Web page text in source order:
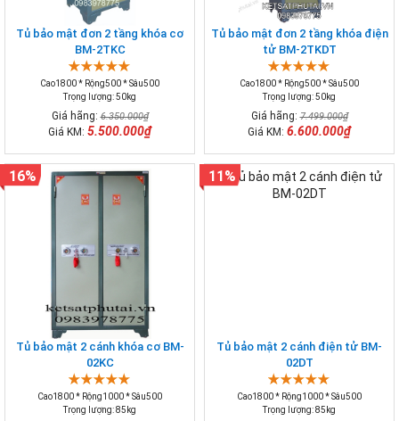
Tủ bảo mật đơn 2 tầng khóa cơ
BM-2TKC
Cao1800 * Rộng500 * Sâu500
Trọng lượng: 50kg
Giá hãng:6.350.000₫
Giá KM: 5.500.000₫
Tủ bảo mật đơn 2 tầng khóa điện
tử BM-2TKDT
Cao1800 * Rộng500 * Sâu500
Trọng lượng: 50kg
Giá hãng:7.499.000₫
Giá KM: 6.600.000₫
Tủ bảo mật 2 cánh khóa cơ BM-
02KC
Cao1800 * Rộng1000 * Sâu500
Trọng lượng: 85kg
16%
Tủ bảo mật 2 cánh điện tử BM-
02DT
Cao1800 * Rộng1000 * Sâu500
Trọng lượng: 85kg
11%